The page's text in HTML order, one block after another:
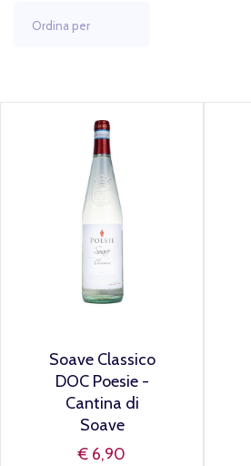
Soave Classico
DOC Poesie -
Cantina di
Soave
€ 6,90